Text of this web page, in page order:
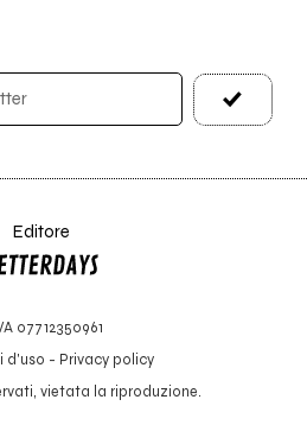
Editore
07712350961
d'uso - Privacy policy
vietata la riproduzione.